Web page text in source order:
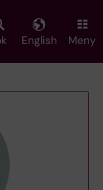
English Meny